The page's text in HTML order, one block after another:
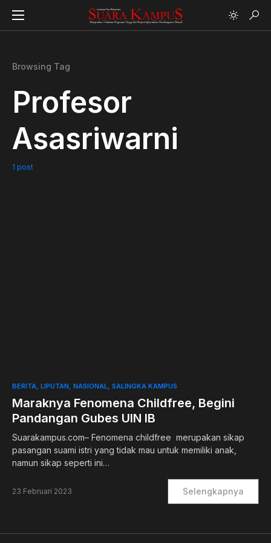
Browsing Tag
Profesor
Asasriwarni
1 post
0
BERITA LIPUTAN NASIONAL SALINGKA KAMPUS
Maraknya Fenomena Childfree, Begini
Pandangan Gubes UIN IB
Suarakampus.com– Fenomena childfree merupakan sikap
pasangan suami istri yang tidak mau untuk memiliki anak,
namun sikap seperti ini…
23 Februari 2023 Selengkapnya